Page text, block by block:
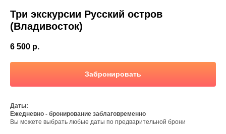
Три экскурсии Русский остров
(Владивосток)
6 500 р.
Забронировать
Даты:
Ежедневно - бронирование заблаговременно
Вы можете выбрать любые даты по предварительной брони